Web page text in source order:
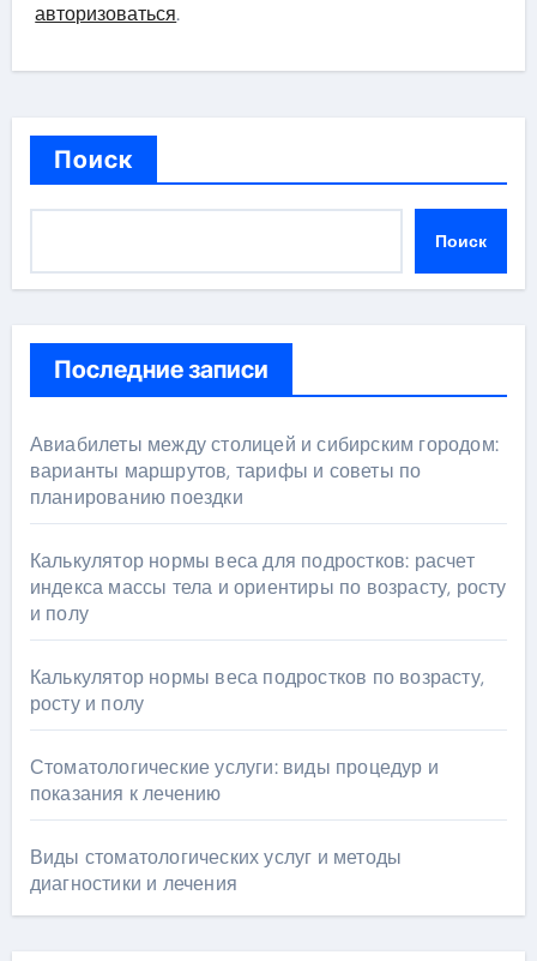
авторизоваться.
Поиск
Поиск
Последние записи
Авиабилеты между столицей и сибирским городом:
варианты маршрутов, тарифы и советы по
планированию поездки
Калькулятор нормы веса для подростков: расчет
индекса массы тела и ориентиры по возрасту, росту
и полу
Калькулятор нормы веса подростков по возрасту,
росту и полу
Стоматологические услуги: виды процедур и
показания к лечению
Виды стоматологических услуг и методы
диагностики и лечения